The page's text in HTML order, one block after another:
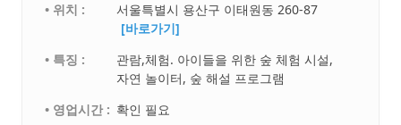
• 위치 :
서울특별시 용산구 이태원동 260-87
[바로가기]
• 특징 :
관람,체험. 아이들을 위한 숲 체험 시설,
자연 놀이터, 숲 해설 프로그램
• 영업시간 : 확인 필요